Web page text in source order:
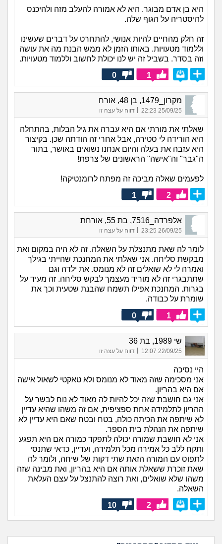
היא בן אדם מבוגר. היא לא אמורה להעלב מזה ולהיכנס
להיסטריה על הגוף שלה.
זה חלק מהחיים להיות אנושי, להתחרט על דברים שעשינו
וללמוד מטעויות. באותו הזמן לא ממש הבנת מה את עושה
וזה בסדר. בשביל זה יש לנו יכולת לחשוב וללמוד מטעויות.
1
0
מקרון_1479, בן 48, אורח
25/09/25 22:23 דווח על עצה זו
שאלתי את מורתי אם היא עברה את גיל הבלות, בהתחלה
היא הורידה לי סטירה, אבל אחרי זה הודתה שכן. בקיצור
היא עזבה את בעלה והיום אנחנו נשואים באושר, בתור
ה"גבר" וה"אישה" הראשונים של צרפת!
לפעמים שאלה מביכה זה מפתח לרומנטיקה!
2
1
אלפרדה_7516, בת 55, אורחת
26/09/25 23:25 דווח על עצה זו
לומר לה שאת מתנצלת על השאלה. זה לא היה במקום ואת
מבקשת סליחה. אני שאלתי את המחנכת שהייתי בגילך
ואמרה לי לא שואלים זה לא מנומס. את ילדה וגם
שתתבגרי זה לא מוריד מעצמך לבקש סליחה. זה מעיד על
בגרות. המחנכת אפילו תשמח שהבנת שטעית וכך את
שומרת על כבודה.
1
0
שי 1989, בת 36
22/09/25 12:07
| דווח על עצה זו
היי נסיכה
אני מסכימה שזה מאוד לא מנומס ולא טאקטי לשאול אישה
אם היא בהריון.
אני גם חושבת שזה יכל להיות לה מאוד לא נוח לבשר על
ההריון לתלמידה אחת ספציפית, אם זה משהו שהיא עדיין
לא שיתפה את הכיתה כולה, בטח ובטח שאם היא עדיין לא
שיתפה את הנהלת בית הספר.
אני לא חושבת שמורה יכולה לתפקד כמורה אם היא תפגע
ותקח ללב כל אמירה מכל תלמידה, ועדיין, כדאי שתנסי
לתפוס עם המורה הזאת שתי דקות של שיחה, ולומר לה
שאת זוכרת ששאלת אותה אם היא בהריון, ואת מבינה שזה
משהו שלא שואלים, ואת רוצה להתנצל על עצם העלאת
השאלה.
2
10